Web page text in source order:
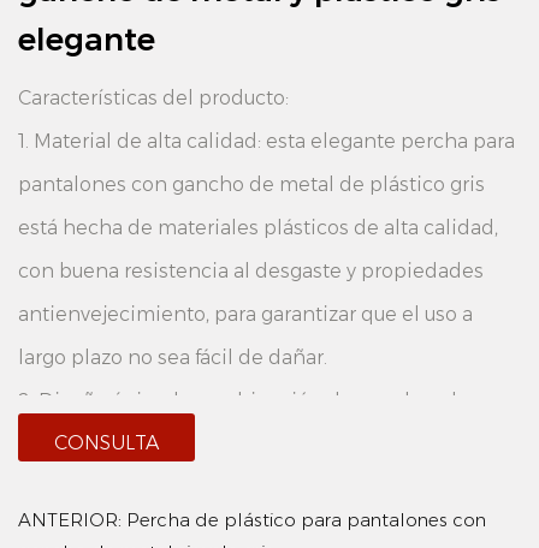
elegante
Características del producto:
1. Material de alta calidad: esta elegante percha para
pantalones con gancho de metal de plástico gris
está hecha de materiales plásticos de alta calidad,
con buena resistencia al desgaste y propiedades
antienvejecimiento, para garantizar que el uso a
largo plazo no sea fácil de dañar.
2. Diseño único: la combinación de ganchos de
metal y base de plástico garantiza la estabilidad
un color brillante a tu hogar.
CONSULTA
ANTERIOR: Percha de plástico para pantalones con